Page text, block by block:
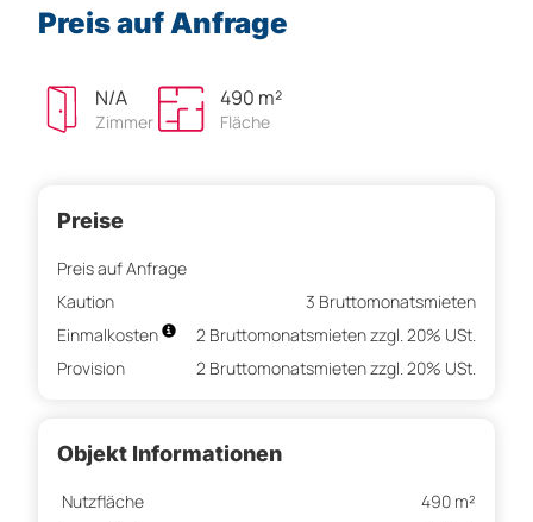
Preis auf Anfrage
N/A
Zimmer
490 m²
Fläche
Preise
Preis auf Anfrage
Kaution
3 Bruttomonatsmieten
Einmalkosten
2 Bruttomonatsmieten zzgl. 20% USt.
Provision
2 Bruttomonatsmieten zzgl. 20% USt.
Objekt Informationen
Nutzfläche
490 m²